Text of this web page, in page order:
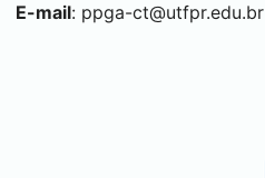
E-mail: ppga-ct@utfpr.edu.br